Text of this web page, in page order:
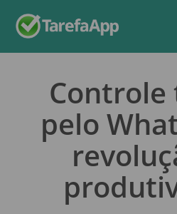
Controle
pelo